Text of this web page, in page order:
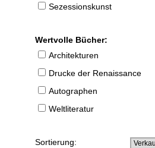
Sezessionskunst
Wertvolle Bücher:
Architekturen
Drucke der Renaissance
Autographen
Weltliteratur
Sortierung: